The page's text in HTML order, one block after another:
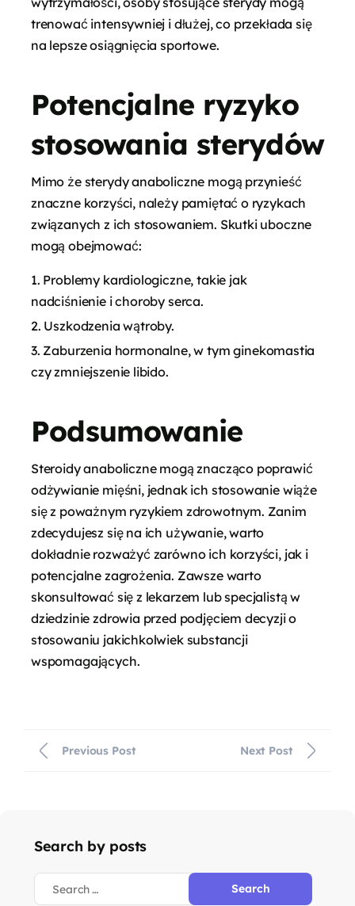
trenować intensywniej i dłużej, co przekłada się
na lepsze osiągnięcia sportowe.
Potencjalne ryzyko
stosowania sterydów
Mimo że sterydy anaboliczne mogą przynieść
znaczne korzyści, należy pamiętać o ryzykach
związanych z ich stosowaniem. Skutki uboczne
mogą obejmować:
Problemy kardiologiczne, takie jak
nadciśnienie i choroby serca.
Uszkodzenia wątroby.
Zaburzenia hormonalne, w tym ginekomastia
czy zmniejszenie libido.
Podsumowanie
Steroidy anaboliczne mogą znacząco poprawić
odżywianie mięśni, jednak ich stosowanie wiąże
się z poważnym ryzykiem zdrowotnym. Zanim
zdecydujesz się na ich używanie, warto
dokładnie rozważyć zarówno ich korzyści, jak i
potencjalne zagrożenia. Zawsze warto
skonsultować się z lekarzem lub specjalistą w
dziedzinie zdrowia przed podjęciem decyzji o
stosowaniu jakichkolwiek substancji
wspomagających.
Previous Post Next Post
Search by posts